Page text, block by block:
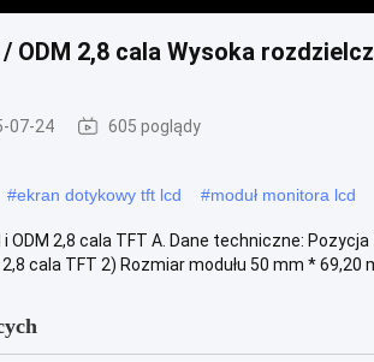
/ ODM 2,8 cala Wysoka
07-24 605 poglądy
#ekran dotykowy tft lcd #moduł monitora lcd
i ODM 2,8 cala TFT A. Dane techniczne:
cala TFT 2) Rozmiar modułu 50 mm * 69,20